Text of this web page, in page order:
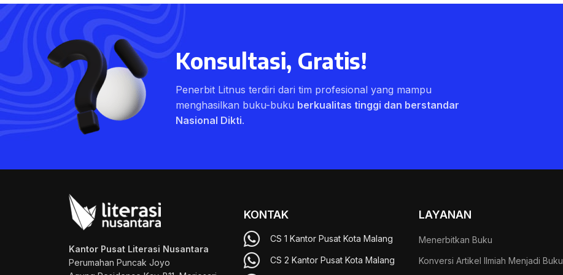
Konsultasi, Gratis!
Penerbit Litnus terdiri dari tim profesional yang mampu
menghasilkan buku-buku berkualitas tinggi dan berstandar
Nasional Dikti.
Kantor Pusat Literasi Nusantara
Perumahan Puncak Joyo
KONTAK
CS 1 Kantor Pusat Kota Malang
CS 2 Kantor Pusat Kota Malang
LAYANAN
Menerbitkan Buku
Konversi Artikel Ilmiah Menjadi Buku